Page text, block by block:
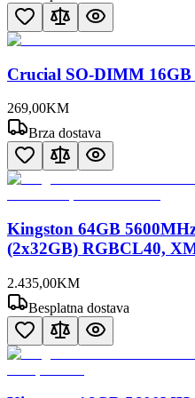
Crucial SO-DIMM 16GB
269,00KM
Brza dostava
Kingston 64GB
(2x32GB) RGBCL40,
2.435,00KM
Besplatna dostava